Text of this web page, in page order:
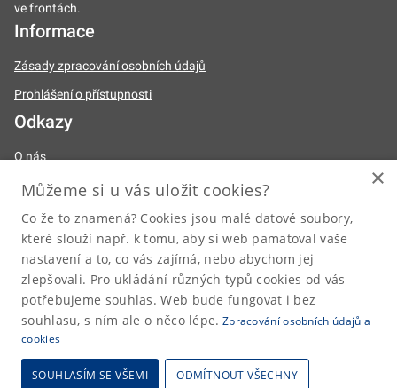
ve frontách.
Informace
Zásady zpracování osobních údajů
Prohlášení o přístupnosti
Odkazy
O nás
Naše činnosti
Legislativa
Úřední deska
Kontakty
posta@dia.gov.cz
2026 © Digitální a informační agentura • Informace jsou poskytovány v
×
Můžeme si u vás uložit cookies?
Co že to znamená? Cookies jsou malé datové soubory,
které slouží např. k tomu, aby si web pamatoval vaše
nastavení a to, co vás zajímá, nebo abychom jej
zlepšovali. Pro ukládání různých typů cookies od vás
potřebujeme souhlas. Web bude fungovat i bez
souhlasu, s ním ale o něco lépe. Zpracování osobních údajů a
cookies
SOUHLASÍM SE VŠEMI ODMÍTNOUT VŠECHNY